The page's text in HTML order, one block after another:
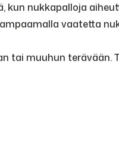
kun nukkapalloja
vaatetta
tai muuhun terävään.